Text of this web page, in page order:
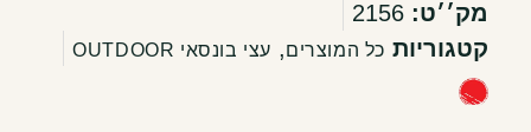
מק׳׳ט: 2156
קטגוריות כל המוצרים, עצי בונסאי OUTDOOR